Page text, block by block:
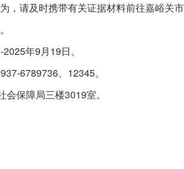
，请及时携带有关证据材料前往嘉峪关
年9月19日。
6789736、12345。
保障局三楼3019室。